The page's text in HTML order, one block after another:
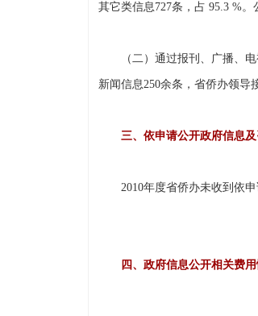
其它类信息727条，占 95.3 %
（二）通过报刊、广播、电
新闻信息250余条，省侨办领导
三、依申请公开政府信息
2010年度省侨办未收到依申
四、政府信息公开相关费